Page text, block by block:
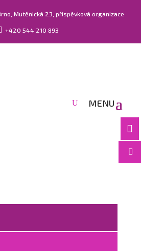
Mutěnická 23, příspěvková organizace
+420 544 210 893

